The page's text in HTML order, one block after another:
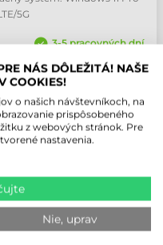
5G
3-5 pracovných dní
NÁS DÔLEŽITÁ! NAŠE
COOKIES!
o našich návštevníkoch, na
prispôsobeného
z webových stránok. Pre
nastavenia.
Nie, uprav